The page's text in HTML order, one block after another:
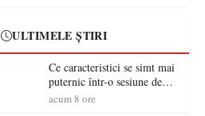
ULTIMELE ȘTIRI
Ce caracteristici se simt mai
puternic într-o sesiune de
distracție la sloturi online:
acum 8 ore